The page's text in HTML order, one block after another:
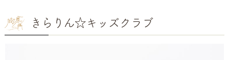
きらりん☆キッズクラブ